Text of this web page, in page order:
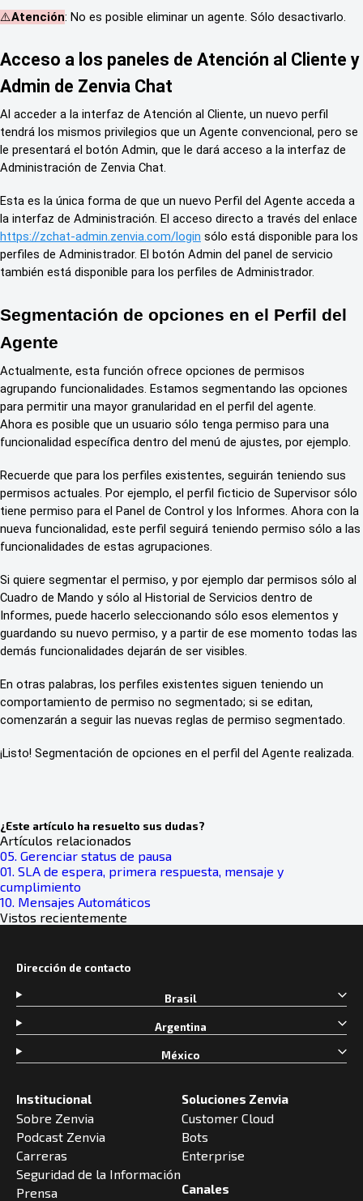
⚠️Atención: No es posible eliminar un agente. Sólo desactivarlo.
Acceso a los paneles de Atención al Cliente y
Admin de Zenvia Chat
Al acceder a la interfaz de Atención al Cliente, un nuevo perfil
tendrá los mismos privilegios que un Agente convencional, pero se
le presentará el botón Admin, que le dará acceso a la interfaz de
Administración de Zenvia Chat.
Esta es la única forma de que un nuevo Perfil del Agente acceda a
la interfaz de Administración. El acceso directo a través del enlace
https://zchat-admin.zenvia.com/login sólo está disponible para los
perfiles de Administrador. El botón Admin del panel de servicio
también está disponible para los perfiles de Administrador.
Segmentación de opciones en el Perfil del
Agente
Actualmente, esta función ofrece opciones de permisos
agrupando funcionalidades. Estamos segmentando las opciones
para permitir una mayor granularidad en el perfil del agente.
Ahora es posible que un usuario sólo tenga permiso para una
funcionalidad específica dentro del menú de ajustes, por ejemplo.
Recuerde que para los perfiles existentes, seguirán teniendo sus
permisos actuales. Por ejemplo, el perfil ficticio de Supervisor sólo
tiene permiso para el Panel de Control y los Informes. Ahora con la
nueva funcionalidad, este perfil seguirá teniendo permiso sólo a las
funcionalidades de estas agrupaciones.
Si quiere segmentar el permiso, y por ejemplo dar permisos sólo al
Cuadro de Mando y sólo al Historial de Servicios dentro de
Informes, puede hacerlo seleccionando sólo esos elementos y
guardando su nuevo permiso, y a partir de ese momento todas las
demás funcionalidades dejarán de ser visibles.
En otras palabras, los perfiles existentes siguen teniendo un
comportamiento de permiso no segmentado; si se editan,
comenzarán a seguir las nuevas reglas de permiso segmentado.
¡Listo! Segmentación de opciones en el perfil del Agente realizada.
¿Este artículo ha resuelto sus dudas?
Artículos relacionados
05. Gerenciar status de pausa
01. SLA de espera, primera respuesta, mensaje y
cumplimiento
10. Mensajes Automáticos
Vistos recientemente
Institucional
Sobre Zenvia
Podcast Zenvia
Carreras
Seguridad de la Información
Prensa
Soluciones Zenvia
Customer Cloud
Bots
Enterprise
Canales
Dirección de contacto
Brasil
Argentina
México